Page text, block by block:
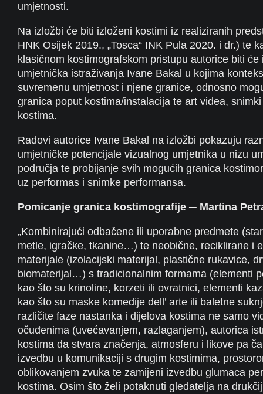
umjetnosti.
Na izložbi će biti izloženi kostimi iz realiziranih
HNK Osijek 2019., „Tosca“ INK Pula 2020. i dr.) te
klasičnom kostimografskom pristupu autorice biti će
umjetnička istraživanja Ivane Bakal u kojima
suvremenu umjetnost i njene granice, odnosno
granica poput kostima/instalacija te art videa,
kostima.
Radovi autorice Ivane Bakal na izložbi pokazuju
umjetničke potencijale vizualnog umjetnika u nizu
područja te probijanje svih mogućih granica
uz performas i snimke performansa.
Pomicanje granica kostimografije ─ Martina
„Kombinirajući odbačene ili uporabne predmete
metle, igračke, tkanine…) te neobične, reciklirane i
materijale (izolacijski materijal, plastične rukavice,
biomaterijal…) s tradicionalnim formama (elementi
kao što su krinoline, korzeti ili ovratnici, elementi
kao što su maske komedije dell’ arte ili baletne
različite faze nastanka i dijelova kostima ne samo
očuđenima (uvećavanjem, razlaganjem), autorica
kostima da stvara značenja, atmosferu i likove pa
izvedbu u komunikaciji s drugim kostimima,
oblikovanjem zvuka te zamijeni izvedbu glumaca
kostima. Osim što želi potaknuti gledatelja na